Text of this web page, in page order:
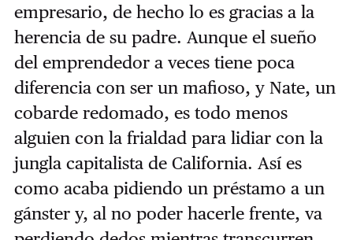
empresario, de hecho lo es gracias a la
herencia de su padre. Aunque el sueño
del emprendedor a veces tiene poca
diferencia con ser un mafioso, y Nate, un
cobarde redomado, es todo menos
alguien con la frialdad para lidiar con la
jungla capitalista de California. Así es
como acaba pidiendo un préstamo a un
gánster y, al no poder hacerle frente, va